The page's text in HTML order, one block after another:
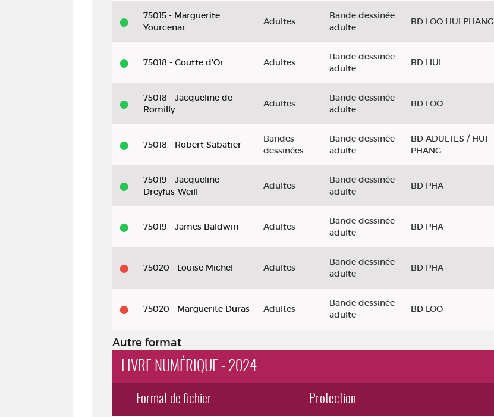
75015 - Marguerite
Yourcenar
Adultes
Bande dessinée
adulte
BD LOO HUI PHANG
75018 - Goutte d'Or Adultes
Bande dessinée
adulte
BD HUI
75018 - Jacqueline de
Romilly
Adultes
Bande dessinée
adulte
BD LOO
75018 - Robert Sabatier
Bandes
dessinées
Bande dessinée
adulte
BD ADULTES / HUI
PHANG
75019 - Jacqueline
Dreyfus-Weill
Adultes
Bande dessinée
adulte
BD PHA
75019 - James Baldwin Adultes
Bande dessinée
adulte
BD PHA
75020 - Louise Michel Adultes
Bande dessinée
adulte
BD PHA
75020 - Marguerite Duras Adultes
Bande dessinée
adulte
BD LOO
Autre format
LIVRE NUMÉRIQUE - 2024
Format de fichier Protection